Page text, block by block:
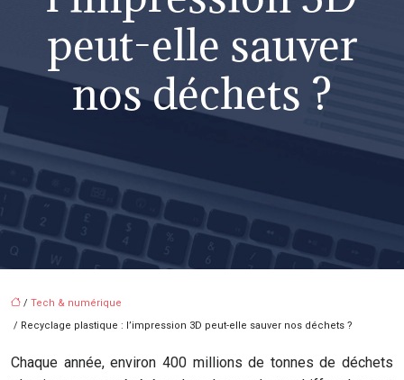
peut-elle sauver
nos déchets ?
/ Tech & numérique
/ Recyclage plastique : l’impression 3D peut-elle sauver nos déchets ?
Chaque année, environ 400 millions de tonnes de déchets